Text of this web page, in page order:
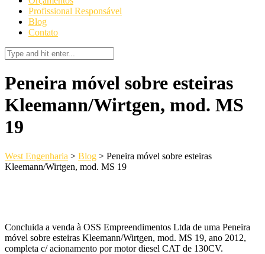
Profissional Responsável
Blog
Contato
Peneira móvel sobre esteiras
Kleemann/Wirtgen, mod. MS
19
West Engenharia > Blog > Peneira móvel sobre esteiras
Kleemann/Wirtgen, mod. MS 19
Concluida a venda à OSS Empreendimentos Ltda de uma Peneira
móvel sobre esteiras Kleemann/Wirtgen, mod. MS 19, ano 2012,
completa c/ acionamento por motor diesel CAT de 130CV.